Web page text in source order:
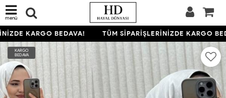
menü
KARGO BEDAVA! TÜM SİPARİŞLERİNİZDE KARGO
KARGO
BEDAVA